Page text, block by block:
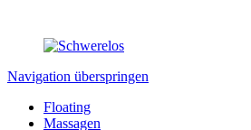
Navigation überspringen
Floating
Massagen